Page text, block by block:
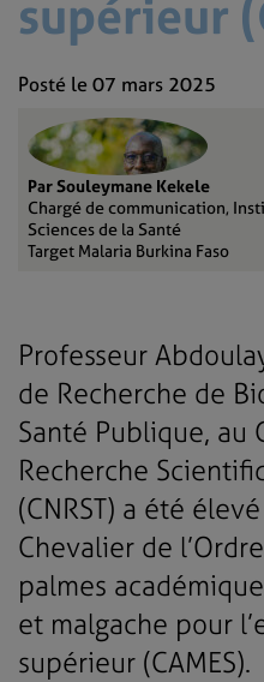
supérieur
Posté le 07 mars 2025
Par Souleymane Kekele
Chargé de communication,
Sciences de la Santé
Target Malaria Burkina Faso
Professeur
de Recherche de
Santé Publique, au
Recherche
(CNRST) a été
Chevalier de
palmes
et malgache pour
supérieur (CAMES).